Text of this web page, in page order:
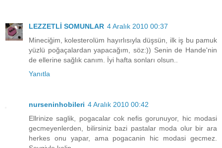
LEZZETLİ SOMUNLAR 4 Aralık 2010 00:37
Mineciğim, kolesterolüm hayırlısıyla düşsün, ilk iş bu pamuk
yüzlü poğaçalardan yapacağım, söz:)) Senin de Hande'nin
de ellerine sağlık canım. İyi hafta sonları olsun..
Yanıtla
nurseninhobileri 4 Aralık 2010 00:42
Ellrinize saglik, pogacalar cok nefis gorunuyor, hic modasi
gecmeyenlerden, bilirsiniz bazi pastalar moda olur bir ara
herkes onu yapar, ama pogacanin hic modasi gecmez.